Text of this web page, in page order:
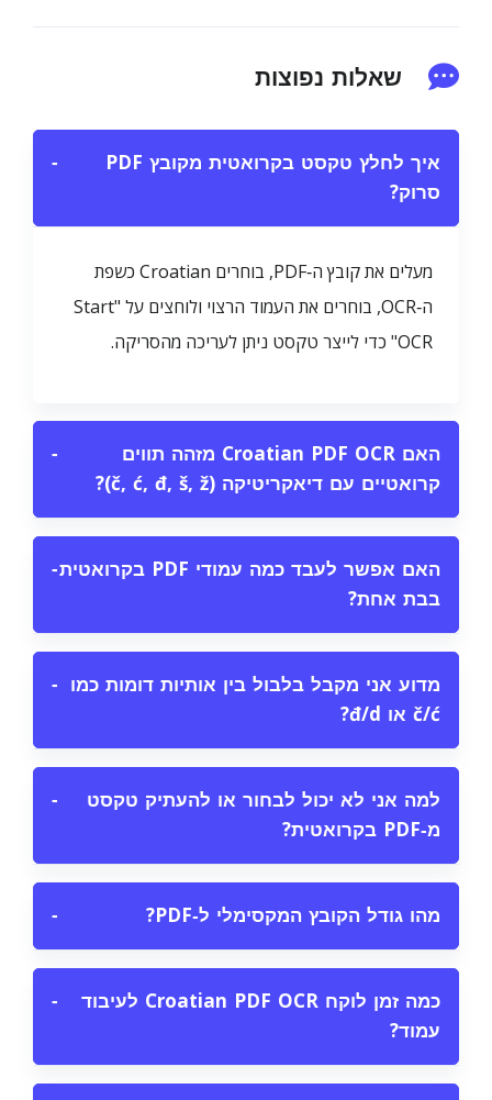
שאלות נפוצות
איך לחלץ טקסט בקרואטית מקובץ PDF
סרוק?
−
מעלים את קובץ ה‑PDF, בוחרים Croatian כשפת
ה‑OCR, בוחרים את העמוד הרצוי ולוחצים על "Start
OCR" כדי לייצר טקסט ניתן לעריכה מהסריקה.
האם Croatian PDF OCR מזהה תווים
קרואטיים עם דיאקריטיקה (č, ć, đ, š, ž)?
−
האם אפשר לעבד כמה עמודי PDF בקרואטית
בבת אחת?
−
מדוע אני מקבל בלבול בין אותיות דומות כמו
č/ć או đ/d?
−
למה אני לא יכול לבחור או להעתיק טקסט
מ‑PDF בקרואטית?
−
מהו גודל הקובץ המקסימלי ל‑PDF? −
כמה זמן לוקח Croatian PDF OCR לעיבוד
עמוד?
−